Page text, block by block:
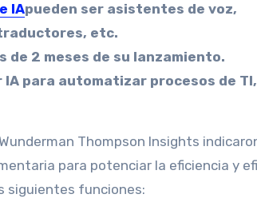
IApueden ser asistentes de voz,
etc.
de 2 meses de su lanzamiento.
para automatizar procesos de TI,
Thompson Insights
para potenciar la eficiencia y
siguientes funciones: